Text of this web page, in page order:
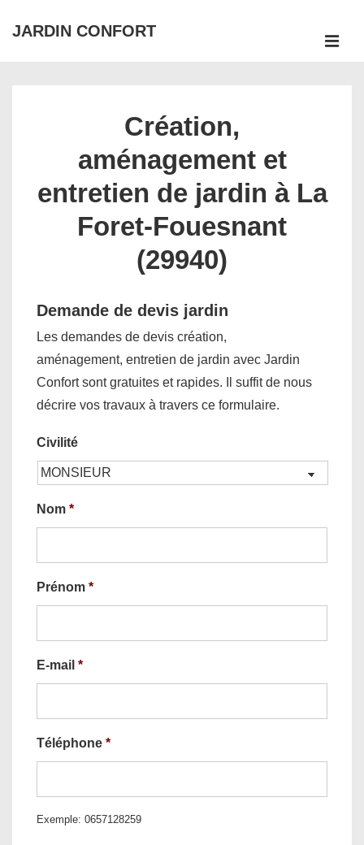
passer
JARDIN CONFORT
Création,
aménagement et
entretien de jardin à La
Foret-Fouesnant
(29940)
Demande de devis jardin
Les demandes de devis création,
aménagement, entretien de jardin avec Jardin
Confort sont gratuites et rapides. Il suffit de nous
décrire vos travaux à travers ce formulaire.
Civilité
Nom *
Prénom *
E-mail *
Téléphone *
Exemple: 0657128259